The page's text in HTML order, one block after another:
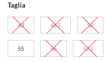
Taglia
43 46.5 50
55 56 57.5